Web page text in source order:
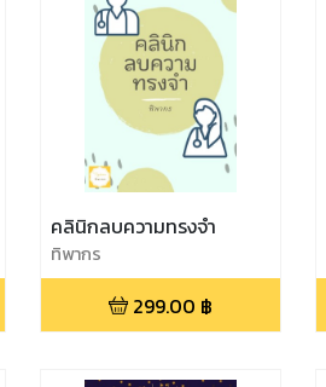
คลินิกลบความทรงจำ
ทิพากร
299.00 ฿